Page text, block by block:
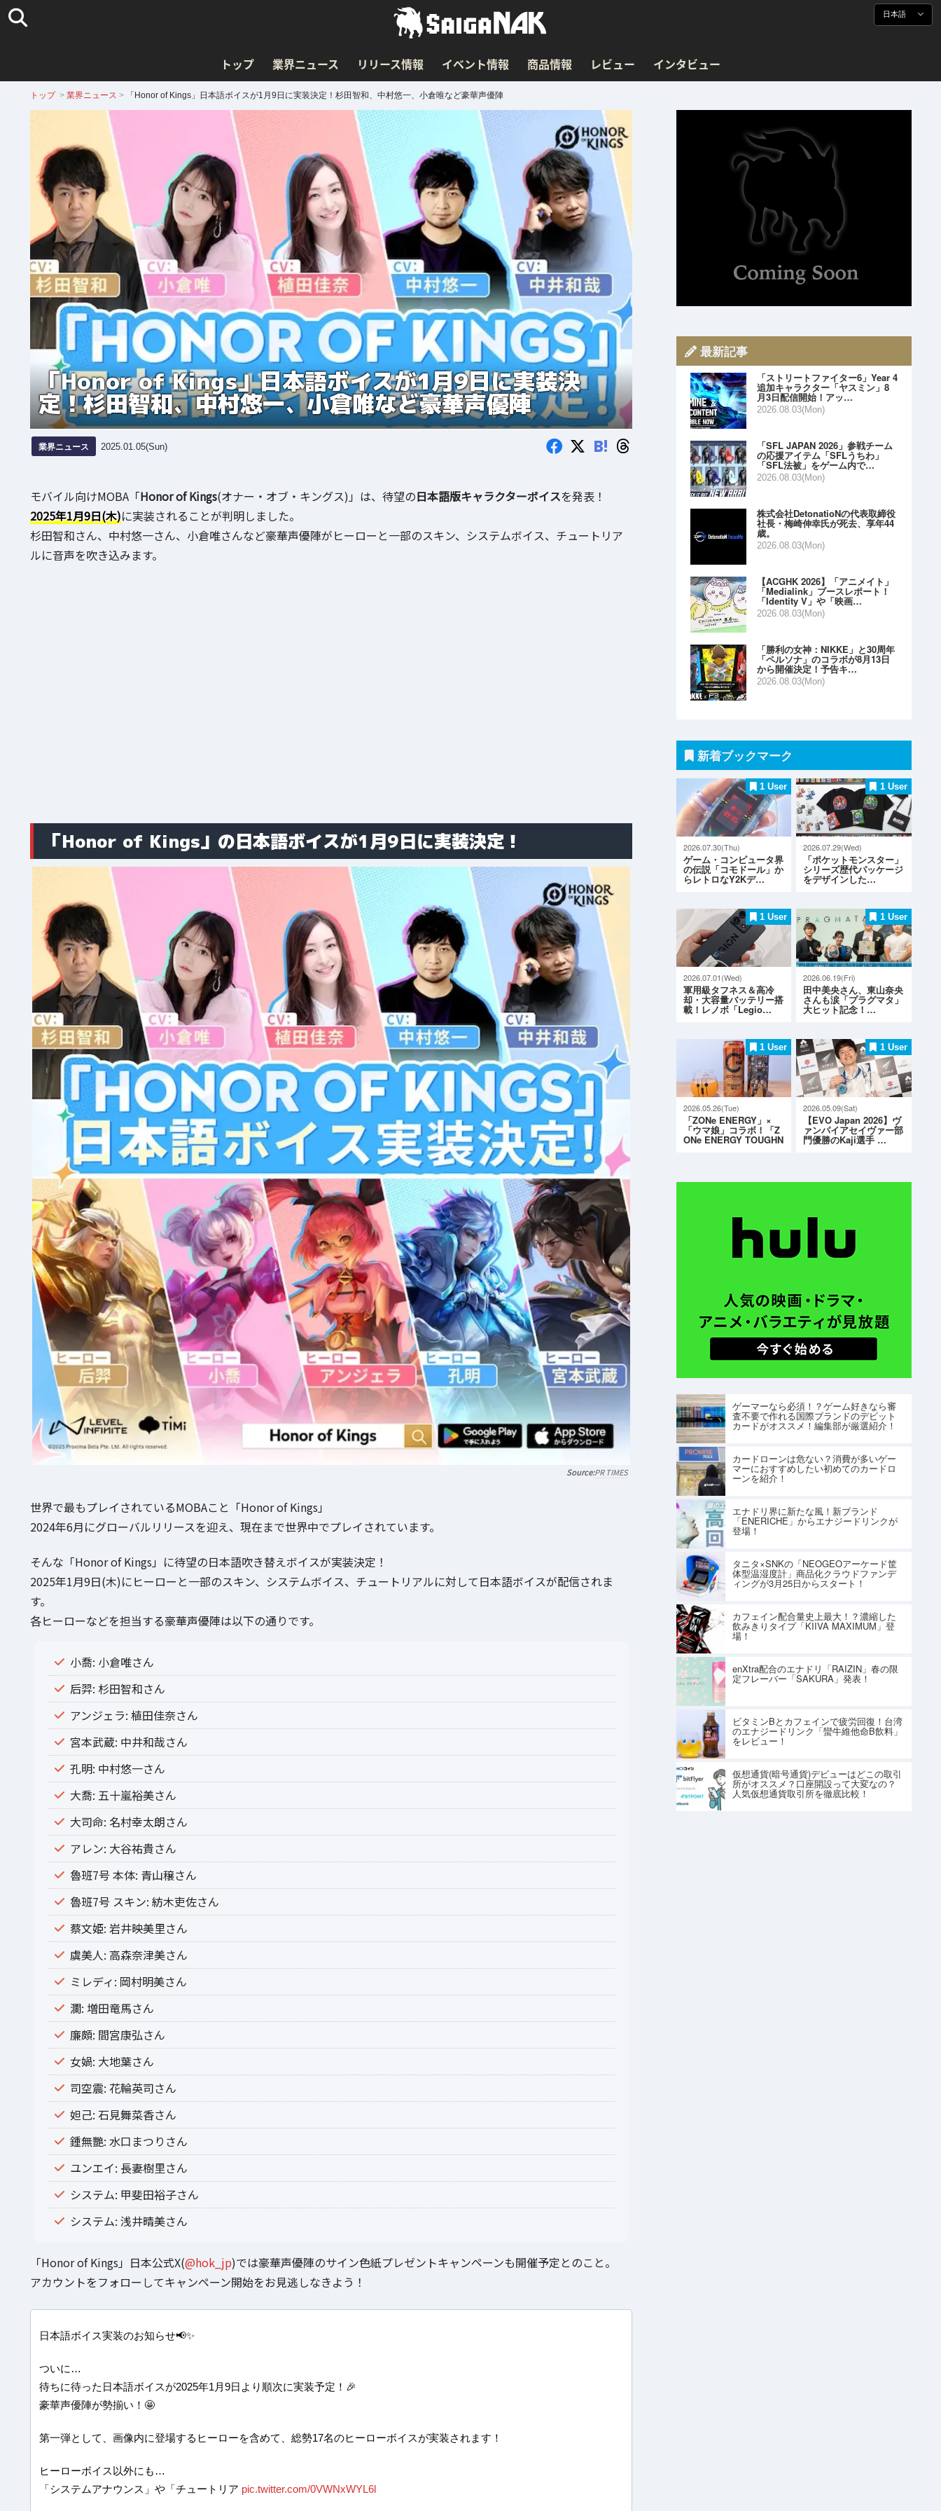
日本語
トップ 業界ニュース リリース情報 イベント情報 商品情報 レビュー インタビュー
トップ > 業界ニュース > 「Honor of Kings」日本語ボイスが1月9日に実装決定！杉田智和、中村悠一、小倉唯など豪華声優陣
「Honor of Kings」日本語ボイスが1月9日に実装決
定！杉田智和、中村悠一、小倉唯など豪華声優陣
業界ニュース 2025.01.05(Sun) B!
モバイル向けMOBA「Honor of Kings(オナー・オブ・キングス)」は、待望の日本語版キャラクターボイスを発表！
2025年1月9日(木)に実装されることが判明しました。
杉田智和さん、中村悠一さん、小倉唯さんなど豪華声優陣がヒーローと一部のスキン、システムボイス、チュートリア
ルに音声を吹き込みます。
「Honor of Kings」の日本語ボイスが1月9日に実装決定！
PR TIMES
世界で最もプレイされているMOBAこと「Honor of Kings」
2024年6月にグローバルリリースを迎え、現在まで世界中でプレイされています。
そんな「Honor of Kings」に待望の日本語吹き替えボイスが実装決定！
2025年1月9日(木)にヒーローと一部のスキン、システムボイス、チュートリアルに対して日本語ボイスが配信されま
す。
各ヒーローなどを担当する豪華声優陣は以下の通りです。
小喬: 小倉唯さん
后羿: 杉田智和さん
アンジェラ: 植田佳奈さん
宮本武蔵: 中井和哉さん
孔明: 中村悠一さん
大喬: 五十嵐裕美さん
大司命: 名村幸太朗さん
アレン: 大谷祐貴さん
魯班7号 本体: 青山穣さん
魯班7号 スキン: 紡木吏佐さん
蔡文姫: 岩井映美里さん
虞美人: 高森奈津美さん
ミレディ: 岡村明美さん
瀾: 増田竜馬さん
廉頗: 間宮康弘さん
女媧: 大地葉さん
司空震: 花輪英司さん
妲己: 石見舞菜香さん
鍾無艷: 水口まつりさん
ユンエイ: 長妻樹里さん
システム: 甲斐田裕子さん
システム: 浅井晴美さん
「Honor of Kings」日本公式X(@hok_jp)では豪華声優陣のサイン色紙プレゼントキャンペーンも開催予定とのこと。
アカウントをフォローしてキャンペーン開始をお見逃しなきよう！
日本語ボイス実装のお知らせ📢✨
ついに…
待ちに待った日本語ボイスが2025年1月9日より順次に実装予定！🎉
豪華声優陣が勢揃い！🤩
第一弾として、画像内に登場するヒーローを含めて、総勢17名のヒーローボイスが実装されます！
ヒーローボイス以外にも…
「システムアナウンス」や「チュートリア pic.twitter.com/0VWNxWYL6l
最新記事
「ストリートファイター6」Year 4
追加キャラクター「ヤスミン」8
月3日配信開始！アッ…
2026.08.03(Mon)
「SFL JAPAN 2026」参戦チーム
の応援アイテム「SFLうちわ」
「SFL法被」をゲーム内で…
2026.08.03(Mon)
株式会社DetonatioNの代表取締役
社長・梅崎伸幸氏が死去、享年44
歳。
2026.08.03(Mon)
【ACGHK 2026】「アニメイト」
「Medialink」ブースレポート！
「Identity V」や「映画…
2026.08.03(Mon)
「勝利の女神：NIKKE」と30周年
「ペルソナ」のコラボが8月13日
から開催決定！予告キ…
2026.08.03(Mon)
新着ブックマーク
1 User
2026.07.30(Thu)
ゲーム・コンピュータ界
の伝説「コモドール」か
らレトロなY2Kデ…
1 User
2026.07.29(Wed)
「ポケットモンスター」
シリーズ歴代パッケージ
をデザインした…
1 User
2026.07.01(Wed)
軍用級タフネス＆高冷
却・大容量バッテリー搭
載！レノボ「Legio…
1 User
2026.06.19(Fri)
田中美央さん、東山奈央
さんも涙「プラグマタ」
大ヒット記念！…
1 User
2026.05.26(Tue)
「ZONe ENERGY」×
「ウマ娘」コラボ！「Z
ONe ENERGY TOUGHN
1 User
2026.05.09(Sat)
【EVO Japan 2026】ヴ
ァンパイアセイヴァー部
門優勝のKaji選手 …
ゲーマーなら必須！？ゲーム好きなら審
査不要で作れる国際ブランドのデビット
カードがオススメ！編集部が厳選紹介！
カードローンは危ない？消費が多いゲー
マーにおすすめしたい初めてのカードロ
ーンを紹介！
エナドリ界に新たな風！新ブランド
「ENERICHE」からエナジードリンクが
登場！
タニタ×SNKの「NEOGEOアーケード筐
体型温湿度計」商品化クラウドファンデ
ィングが3月25日からスタート！
カフェイン配合量史上最大！？濃縮した
飲みきりタイプ「KIIVA MAXIMUM」登
場！
enXtra配合のエナドリ「RAIZIN」春の限
定フレーバー「SAKURA」発表！
ビタミンBとカフェインで疲労回復！台湾
のエナジードリンク「蠻牛維他命B飲料」
をレビュー！
仮想通貨(暗号通貨)デビューはどこの取引
所がオススメ？口座開設って大変なの？
人気仮想通貨取引所を徹底比較！